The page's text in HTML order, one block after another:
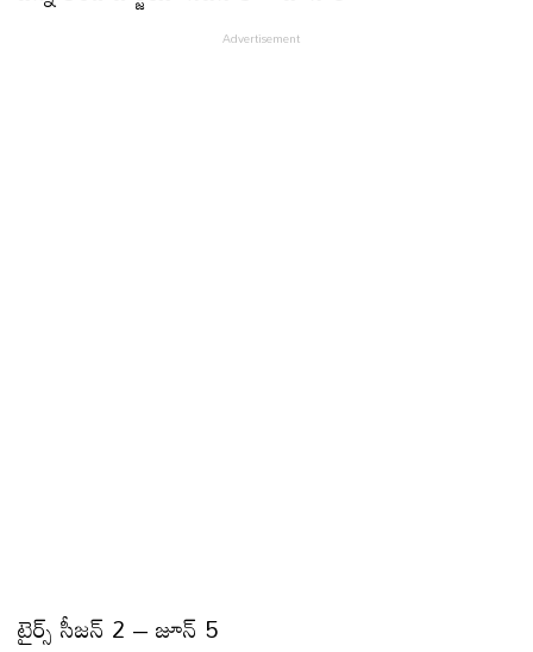
టైర్స్ సీజన్‌ 2 – జూన్ 5